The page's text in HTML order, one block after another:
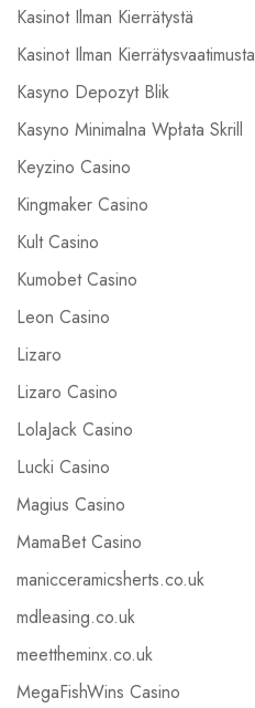
Kasinot Ilman Kierrätystä
Kasinot Ilman Kierrätysvaatimusta
Kasyno Depozyt Blik
Kasyno Minimalna Wpłata Skrill
Keyzino Casino
Kingmaker Casino
Kult Casino
Kumobet Casino
Leon Casino
Lizaro
Lizaro Casino
LolaJack Casino
Lucki Casino
Magius Casino
MamaBet Casino
manicceramicsherts.co.uk
mdleasing.co.uk
meettheminx.co.uk
MegaFishWins Casino